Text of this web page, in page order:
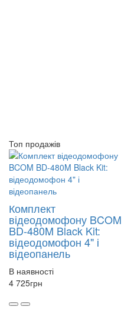
Топ продажів
Комплект
відеодомофону BCOM
BD-480M Black Kit:
відеодомофон 4" і
відеопанель
В наявності
4 725грн